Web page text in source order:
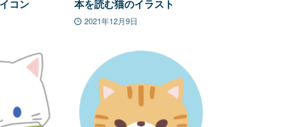
コン 本を読む猫のイラスト
2021年12月9日